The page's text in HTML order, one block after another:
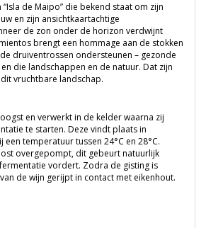
de Maipo” die bekend staat om zijn
en zijn ansichtkaartachtige
de zon onder de horizon verdwijnt
brengt een hommage aan de stokken
druiventrossen ondersteunen – gezonde
die landschappen en de natuur. Dat zijn
vruchtbare landschap.
en verwerkt in de kelder waarna zij
te starten. Deze vindt plaats in
temperatuur tussen 24°C en 28°C.
overgepompt, dit gebeurt natuurlijk
vordert. Zodra de gisting is
de wijn gerijpt in contact met eikenhout.